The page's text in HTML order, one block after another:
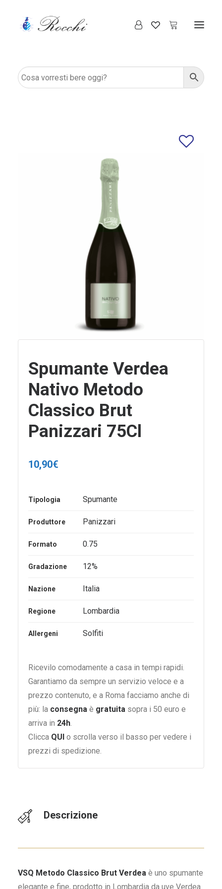
Spumante Verdea
Nativo Metodo
Classico Brut
Panizzari 75Cl
10,90€
Tipologia Spumante
Produttore Panizzari
Formato 0.75
Gradazione 12%
Nazione Italia
Regione Lombardia
Allergeni Solfiti
Ricevilo comodamente a casa in tempi rapidi.
Garantiamo da sempre un servizio veloce e a
prezzo contenuto, e a Roma facciamo anche di
più: la consegna è gratuita sopra i 50 euro e
arriva in 24h.
Clicca QUI o scrolla verso il basso per vedere i
prezzi di spedizione.
Descrizione
VSQ Metodo Classico Brut Verdea è uno spumante
elegante e fine, prodotto in Lombardia da uve Verdea